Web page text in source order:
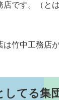
店です。（と
は竹中工務店
してる集